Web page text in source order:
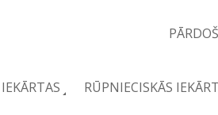
RŪPNIECISKĀS